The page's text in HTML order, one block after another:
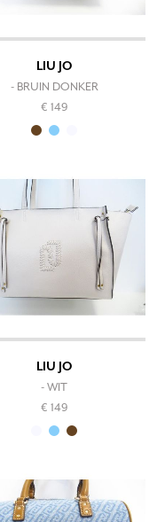
LIU JO
- BRUIN DONKER
€ 149
LIU JO
- WIT
€ 149